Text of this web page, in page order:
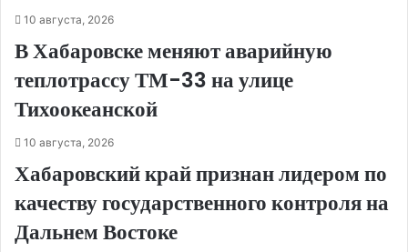
10 августа, 2026
В Хабаровске меняют аварийную
теплотрассу ТМ-33 на улице
Тихоокеанской
10 августа, 2026
Хабаровский край признан лидером по
качеству государственного контроля на
Дальнем Востоке